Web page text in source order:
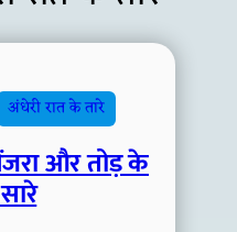
अंधेरी रात के तारे
और तोड़ के